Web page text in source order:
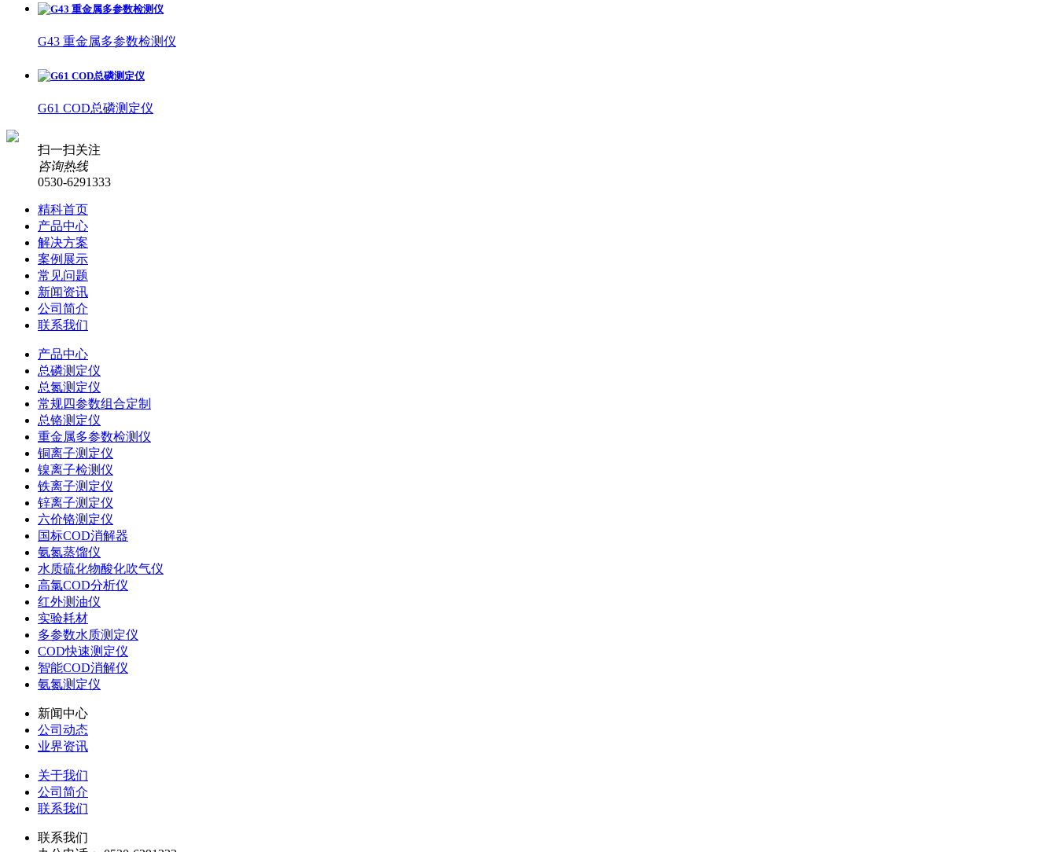
G43 重金属多参数检测仪
G61 COD总磷测定仪
扫一扫关注
咨询热线
0530-6291333
精科首页
产品中心
解决方案
案例展示
常见问题
新闻资讯
公司简介
联系我们
产品中心
总磷测定仪
总氮测定仪
常规四参数组合定制
总铬测定仪
重金属多参数检测仪
铜离子测定仪
镍离子检测仪
铁离子测定仪
锌离子测定仪
六价铬测定仪
国标COD消解器
氨氮蒸馏仪
水质硫化物酸化吹气仪
高氯COD分析仪
红外测油仪
实验耗材
多参数水质测定仪
COD快速测定仪
智能COD消解仪
氨氮测定仪
新闻中心
公司动态
业界资讯
关于我们
公司简介
联系我们
联系我们